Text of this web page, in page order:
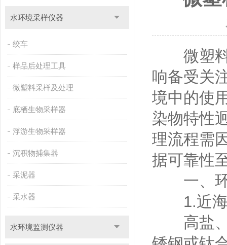
水环境采样仪器
绞车
样品后处理工具
微塑料采样及处理
底栖生物采样器
浮游生物采样器
沉积物捕集器
采泥器
采水器
水环境监测仪器
微塑料
响备受关
境中的使
染物特性
理流程需
据可靠性
一、环
1.近海
高盐、